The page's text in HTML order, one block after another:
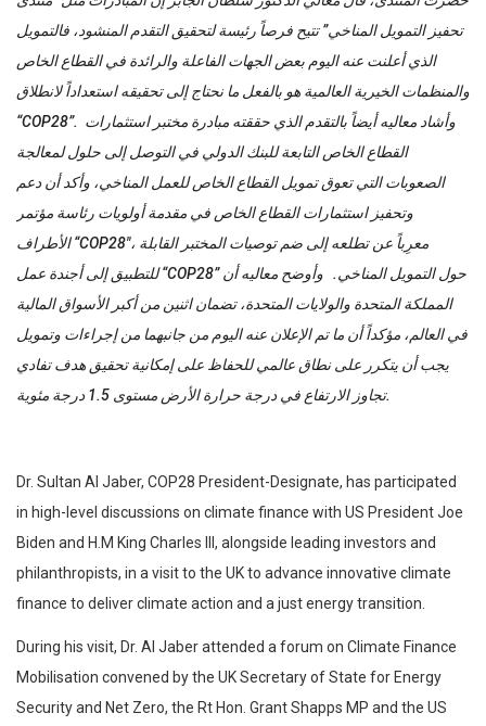
تحفيز التمويل المناخي” تتيح فرصاً رئيسة لتحقيق التقدم المنشود، فالتمويل
الذي أعلنت عنه اليوم بعض الجهات الفاعلة والرائدة في القطاع الخاص
والمنظمات الخيرية العالمية هو بالفعل ما نحتاج إلى تحقيقه استعداداً لانطلاق
“COP28”. وأشاد معاليه أيضاً بالتقدم الذي حققته مبادرة مختبر استثمارات
القطاع الخاص التابعة للبنك الدولي في التوصل إلى حلول لمعالجة
الصعوبات التي تعوق تمويل القطاع الخاص للعمل المناخي، وأكد أن دعم
وتحفيز استثمارات القطاع الخاص في مقدمة أولويات رئاسة مؤتمر
الأطراف “COP28″، معرِباً عن تطلعه إلى ضم توصيات المختبر القابلة
للتطبيق إلى أجندة عمل “COP28” حول التمويل المناخي. وأوضح معاليه أن
المملكة المتحدة والولايات المتحدة، تضمان اثنين من أكبر الأسواق المالية
في العالم، مؤكداً أن ما تم الإعلان عنه اليوم من جانبهما من إجراءات وتمويل
يجب أن يتكرر على نطاق عالمي للحفاظ على إمكانية تحقيق هدف تفادي
تجاوز الارتفاع في درجة حرارة الأرض مستوى 1.5 درجة مئوية.
Dr. Sultan Al Jaber, COP28 President-Designate, has participated
in high-level discussions on climate finance with US President Joe
Biden and H.M King Charles III, alongside leading investors and
philanthropists, in a visit to the UK to advance innovative climate
finance to deliver climate action and a just energy transition.
During his visit, Dr. Al Jaber attended a forum on Climate Finance
Mobilisation convened by the UK Secretary of State for Energy
Security and Net Zero, the Rt Hon. Grant Shapps MP and the US